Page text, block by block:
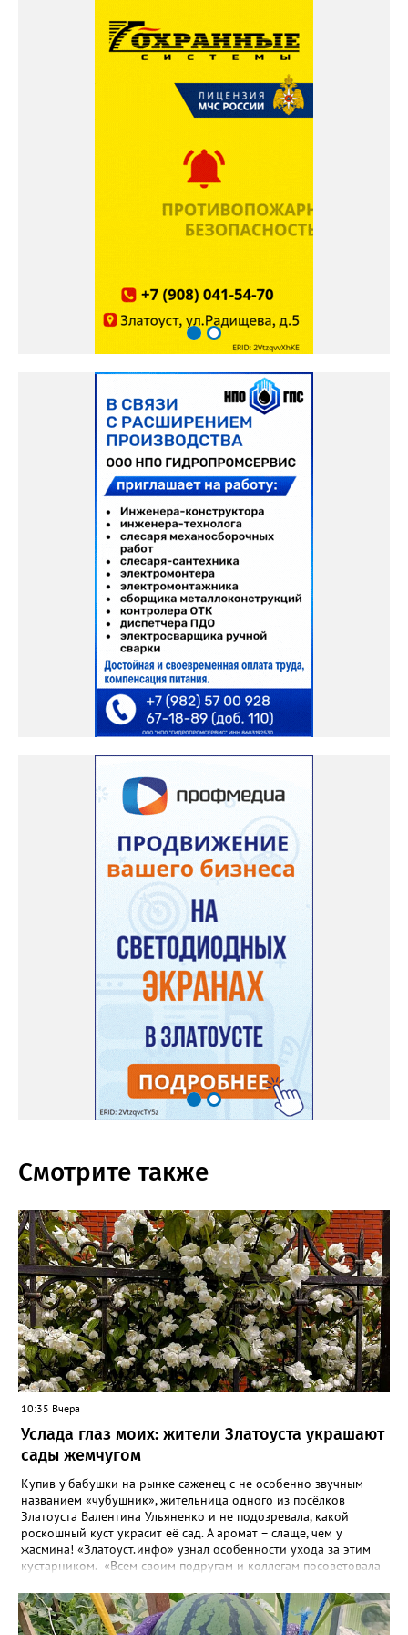
Смотрите также
10:35 Вчера
Услада глаз моих: жители Златоуста украшают
сады жемчугом
Купив у бабушки на рынке саженец с не особенно звучным
названием «чубушник», жительница одного из посёлков
Златоуста Валентина Ульяненко и не подозревала, какой
роскошный куст украсит её сад. А аромат – слаще, чем у
жасмина! «Златоуст.инфо» узнал особенности ухода за этим
кустарником. «Всем своим подругам и коллегам посоветовала
городе всё больше, - рассказала нашему порталу Валентина. – У
меня растёт, на мой взгляд, самый красивый сорт – «Жемчуг».
Моему кусту (на фото) четыре года, достаточно компактный.